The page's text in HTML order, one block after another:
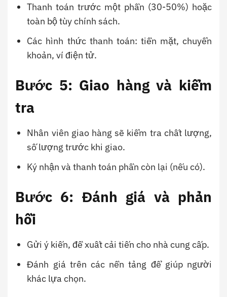
Thanh toán trước một phần (30-50%) hoặc
toàn bộ tùy chính sách.
Các hình thức thanh toán: tiền mặt, chuyển
khoản, ví điện tử.
Bước 5: Giao hàng và kiểm
tra
Nhân viên giao hàng sẽ kiểm tra chất lượng,
số lượng trước khi giao.
Ký nhận và thanh toán phần còn lại (nếu có).
Bước 6: Đánh giá và phản
hồi
Gửi ý kiến, đề xuất cải tiến cho nhà cung cấp.
Đánh giá trên các nền tảng để giúp người
khác lựa chọn.